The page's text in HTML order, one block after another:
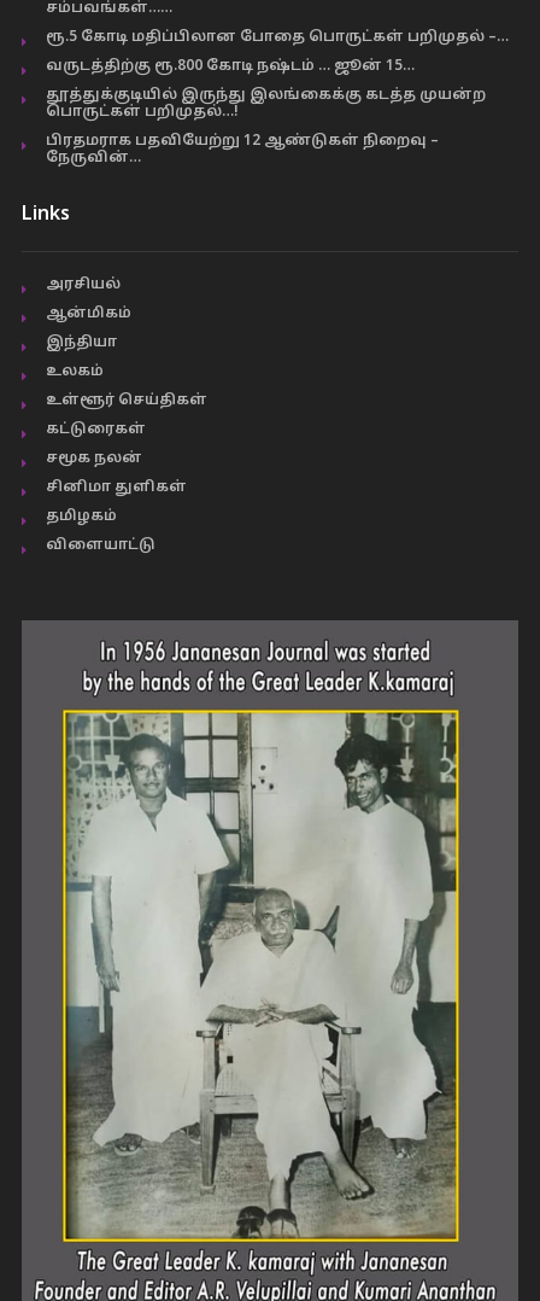
சம்பவங்கள்……
ரூ.5 கோடி மதிப்பிலான போதை பொருட்கள் பறிமுதல் –…
வருடத்திற்கு ரூ.800 கோடி நஷ்டம் … ஜூன் 15…
தூத்துக்குடியில் இருந்து இலங்கைக்கு கடத்த முயன்ற
பொருட்கள் பறிமுதல்…!
பிரதமராக பதவியேற்று 12 ஆண்டுகள் நிறைவு –
நேருவின்…
Links
அரசியல்
ஆன்மிகம்
இந்தியா
உலகம்
உள்ளூர் செய்திகள்
கட்டுரைகள்
சமூக நலன்
சினிமா துளிகள்
தமிழகம்
விளையாட்டு